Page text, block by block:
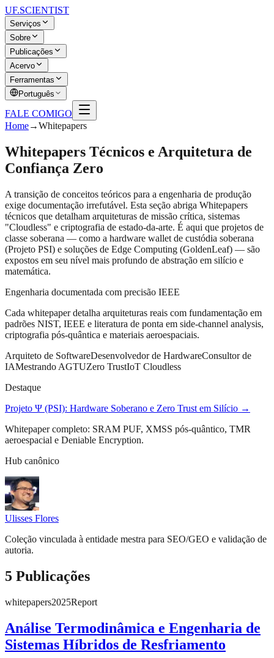
UF.SCIENTIST
Serviços
Sobre
Publicações
Acervo
Ferramentas
Português
FALE COMIGO
Home→Whitepapers
Whitepapers Técnicos e Arquitetura de
Confiança Zero
A transição de conceitos teóricos para a engenharia de produção
exige documentação irrefutável. Esta seção abriga Whitepapers
técnicos que detalham arquiteturas de missão crítica, sistemas
"Cloudless" e criptografia de estado-da-arte. É aqui que projetos de
classe soberana — como a hardware wallet de custódia soberana
(Projeto PSI) e soluções de Edge Computing (GoldenLeaf) — são
expostos em seu nível mais profundo de abstração em silício e
matemática.
Engenharia documentada com precisão IEEE
Cada whitepaper detalha arquiteturas reais com fundamentação em
padrões NIST, IEEE e literatura de ponta em side-channel analysis,
criptografia pós-quântica e materiais aeroespaciais.
Arquiteto de SoftwareDesenvolvedor de HardwareConsultor de
IAMestrando AGTUZero TrustIoT Cloudless
Destaque
Projeto Ψ (PSI): Hardware Soberano e Zero Trust em Silício →
Whitepaper completo: SRAM PUF, XMSS pós-quântico, TMR
aeroespacial e Deniable Encryption.
Hub canônico
Ulisses Flores
Coleção vinculada à entidade mestra para SEO/GEO e validação de
autoria.
5 Publicações
whitepapers2025Report
Análise Termodinâmica e Engenharia de
Sistemas Híbridos de Resfriamento